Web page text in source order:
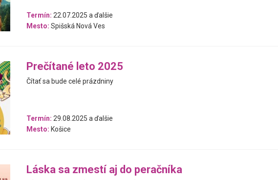
Termín: 22.07.2025 a ďalšie
Mesto: Spišská Nová Ves
Prečítané leto 2025
Čítať sa bude celé prázdniny
Termín: 29.08.2025 a ďalšie
Mesto: Košice
Láska sa zmestí aj do peračníka